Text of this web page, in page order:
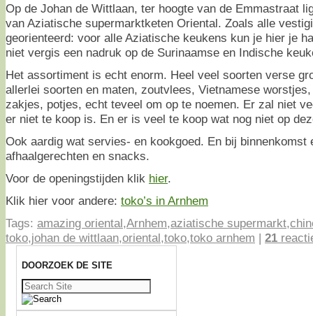
Op de Johan de Wittlaan, ter hoogte van de Emmastraat
van Aziatische supermarktketen Oriental. Zoals alle
georienteerd: voor alle Aziatische keukens kun je hier je
niet vergis een nadruk op de Surinaamse en Indische
Het assortiment is echt enorm. Heel veel soorten verse
allerlei soorten en maten, zoutvlees, Vietnamese
zakjes, potjes, echt teveel om op te noemen. Er zal niet
er niet te koop is. En er is veel te koop wat nog niet op
Ook aardig wat servies- en kookgoed. En bij binnenkomst
afhaalgerechten en snacks.
Voor de openingstijden klik hier.
Klik hier voor andere: toko’s in Arnhem
Tags: amazing oriental,Arnhem,aziatische supermarkt,
toko,johan de wittlaan,oriental,toko,toko arnhem | 21
DOORZOEK DE SITE
Zoeken
naar: